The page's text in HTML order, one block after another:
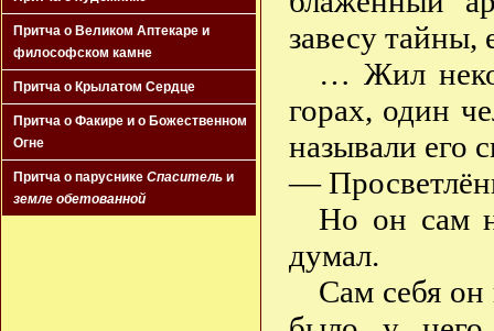
Притча о Великом Аптекаре и
философском камне
Притча о Крылатом Сердце
Притча о Факире и о Божественном
Огне
Притча о паруснике Спаситель и
земле обетованной
завесу
… Жил
горах, один
называли его
—
Но он сам
думал.
Сам себя